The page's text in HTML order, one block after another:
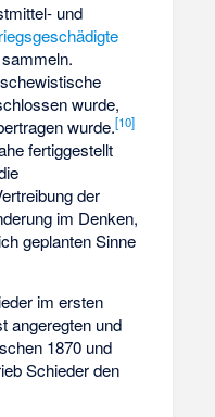
und
wurde,
wurde.[10]
fertiggestellt
der
im Denken,
geplanten Sinne
im ersten
angeregten und
1870 und
Schieder den